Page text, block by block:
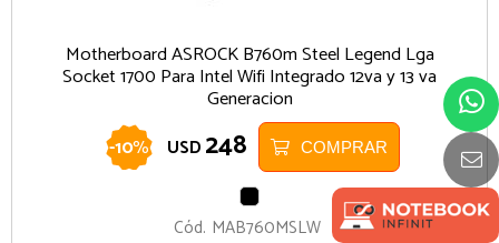
Motherboard ASROCK B760m Steel Legend Lga
Socket 1700 Para Intel Wifi Integrado 12va y 13 va
Generacion
-10% USD 248 COMPRAR
NEGRO
Cód. MAB760MSLW